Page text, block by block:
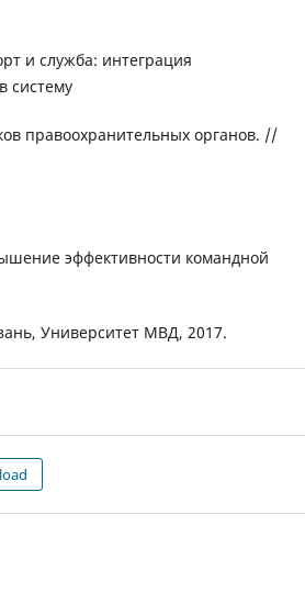
и служба: интеграция
систему
правоохранительных органов. //
эффективности командной
Университет МВД, 2017.